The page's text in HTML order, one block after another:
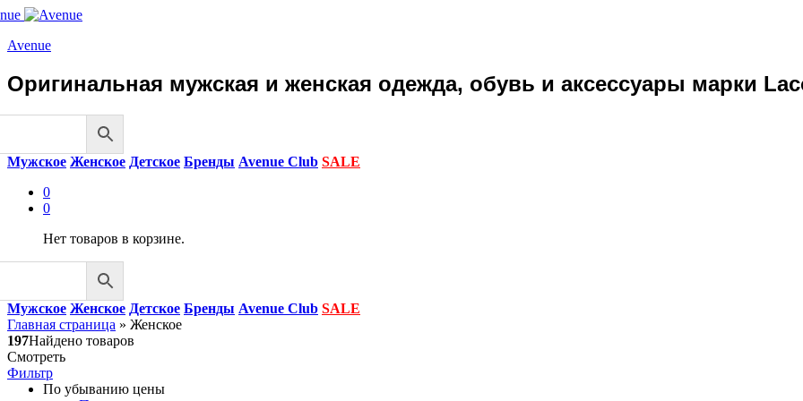
Avenue
Оригинальная мужская и женская одежда, обувь и аксессуары марки
Мужское Женское Детское Бренды Avenue Club SALE
0
0
Нет товаров в корзине.
Мужское Женское Детское Бренды Avenue Club SALE
Главная страница » Женское
197Найдено товаров
Смотреть
Фильтр
По убыванию цены